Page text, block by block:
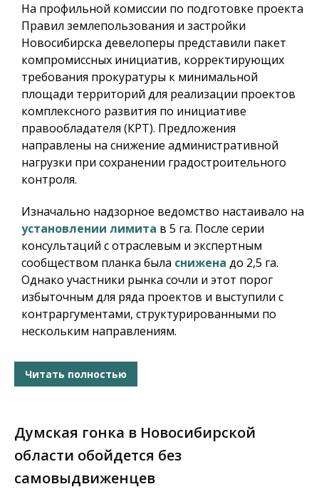
На профильной комиссии по подготовке проекта
Правил землепользования и застройки
Новосибирска девелоперы представили пакет
компромиссных инициатив, корректирующих
требования прокуратуры к минимальной
площади территорий для реализации проектов
комплексного развития по инициативе
правообладателя (КРТ). Предложения
направлены на снижение административной
нагрузки при сохранении градостроительного
контроля.
Изначально надзорное ведомство настаивало на
установлении лимита в 5 га. После серии
консультаций с отраслевым и экспертным
сообществом планка была снижена до 2,5 га.
Однако участники рынка сочли и этот порог
избыточным для ряда проектов и выступили с
контраргументами, структурированными по
нескольким направлениям.
Читать полностью
Думская гонка в Новосибирской
области обойдется без
самовыдвиженцев